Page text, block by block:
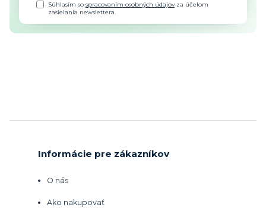
Súhlasím sospracovaním osobných údajovza účelom
zasielania newslettera.
Informácie pre zákazníkov
O nás
Ako nakupovať